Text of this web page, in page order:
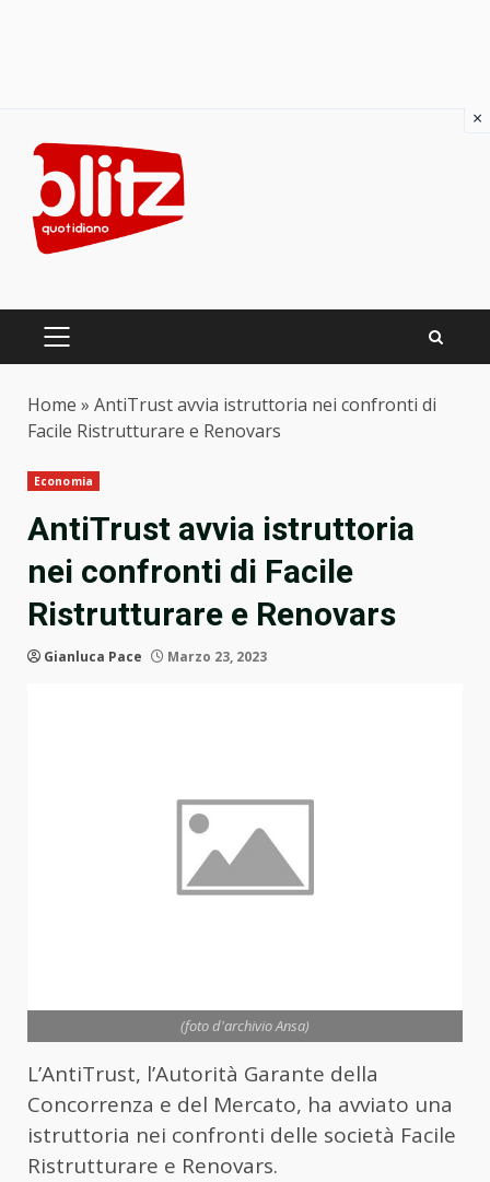
content
PRIMARY
Home » AntiTrust avvia istruttoria nei confronti di
Facile Ristrutturare e Renovars
Economia
AntiTrust avvia istruttoria
nei confronti di Facile
Ristrutturare e Renovars
Gianluca Pace Marzo 23, 2023
(foto d'archivio Ansa)
L’AntiTrust, l’Autorità Garante della
Concorrenza e del Mercato, ha avviato una
istruttoria nei confronti delle società Facile
Ristrutturare e Renovars.
×